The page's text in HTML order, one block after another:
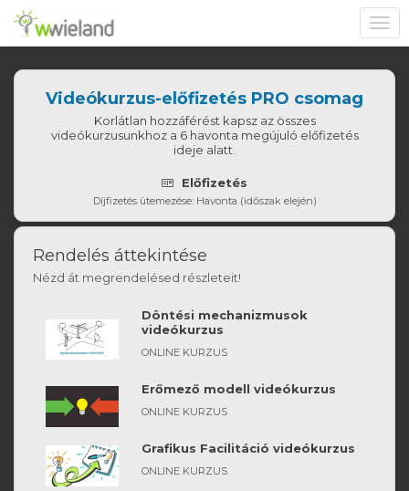
Videókurzus-előfizetés PRO csomag
Korlátlan hozzáférést kapsz az összes
videókurzusunkhoz a 6 havonta megújuló előfizetés
ideje alatt.
Előfizetés
Díjfizetés ütemezése: Havonta (időszak elején)
Rendelés áttekintése
Nézd át megrendelésed részleteit!
Döntési mechanizmusok
videókurzus
ONLINE KURZUS
Erőmező modell videókurzus
ONLINE KURZUS
Grafikus Facilitáció videókurzus
ONLINE KURZUS